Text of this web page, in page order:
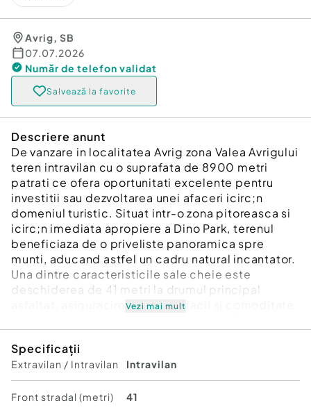
Avrig, SB
07.07.2026
Număr de telefon validat
Salvează la favorite
Descriere anunt
De vanzare in localitatea Avrig zona Valea Avrigului
teren intravilan cu o suprafata de 8900 metri
patrati ce ofera oportunitati excelente pentru
investitii sau dezvoltarea unei afaceri icirc;n
domeniul turistic. Situat intr-o zona pitoreasca si
icirc;n imediata apropiere a Dino Park, terenul
beneficiaza de o priveliste panoramica spre
munti, aducand astfel un cadru natural incantator.
Una dintre caracteristicile sale cheie este
deschiderea de 41 metri la drumul principal
asfaltat, asiguracirc;nd acces facil si comoditate
localitatii Avrig, beneficiind de utilitati la limita
proprietatii. Curentul electric si apa sunt deja
disponibile, iar icirc;n curacirc;nd se va avea
acces si la gaz. Aceste facilitati ofera un mare
Vezi mai mult
Specificații
Extravilan / Intravilan Intravilan
Front stradal (metri) 41